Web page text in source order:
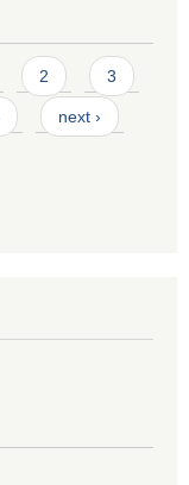
2 3
next ›